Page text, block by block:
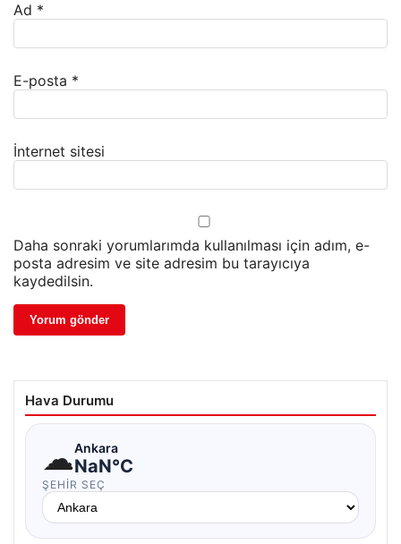
Ad *
E-posta *
İnternet sitesi
Daha sonraki yorumlarımda kullanılması için adım, e-
posta adresim ve site adresim bu tarayıcıya
kaydedilsin.
Hava Durumu
☁Ankara
NaN°C
ŞEHIR SEÇ